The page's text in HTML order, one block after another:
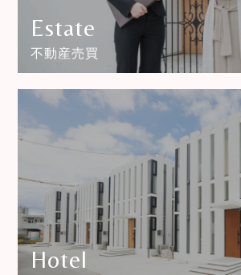
Estate
不動産売買
Hotel